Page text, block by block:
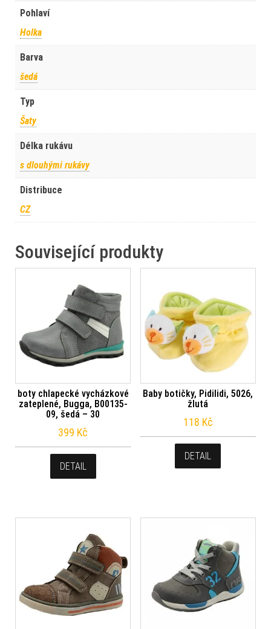
Pohlaví
Holka
Barva
šedá
Typ
Šaty
Délka rukávu
s dlouhými rukávy
Distribuce
CZ
Související produkty
boty chlapecké vycházkové
zateplené, Bugga, B00135-
09, šedá – 30
399 Kč
DETAIL
Baby botičky, Pidilidi, 5026,
žlutá
118 Kč
DETAIL